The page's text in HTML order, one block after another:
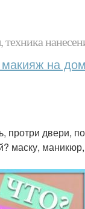
макияж на
двери,
маску,